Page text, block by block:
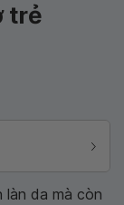
trẻ
làn da mà còn